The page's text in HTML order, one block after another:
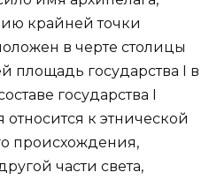
крайней точки
в черте столицы
площадь государства I в
государства I
к этнической
происхождения,
части света,